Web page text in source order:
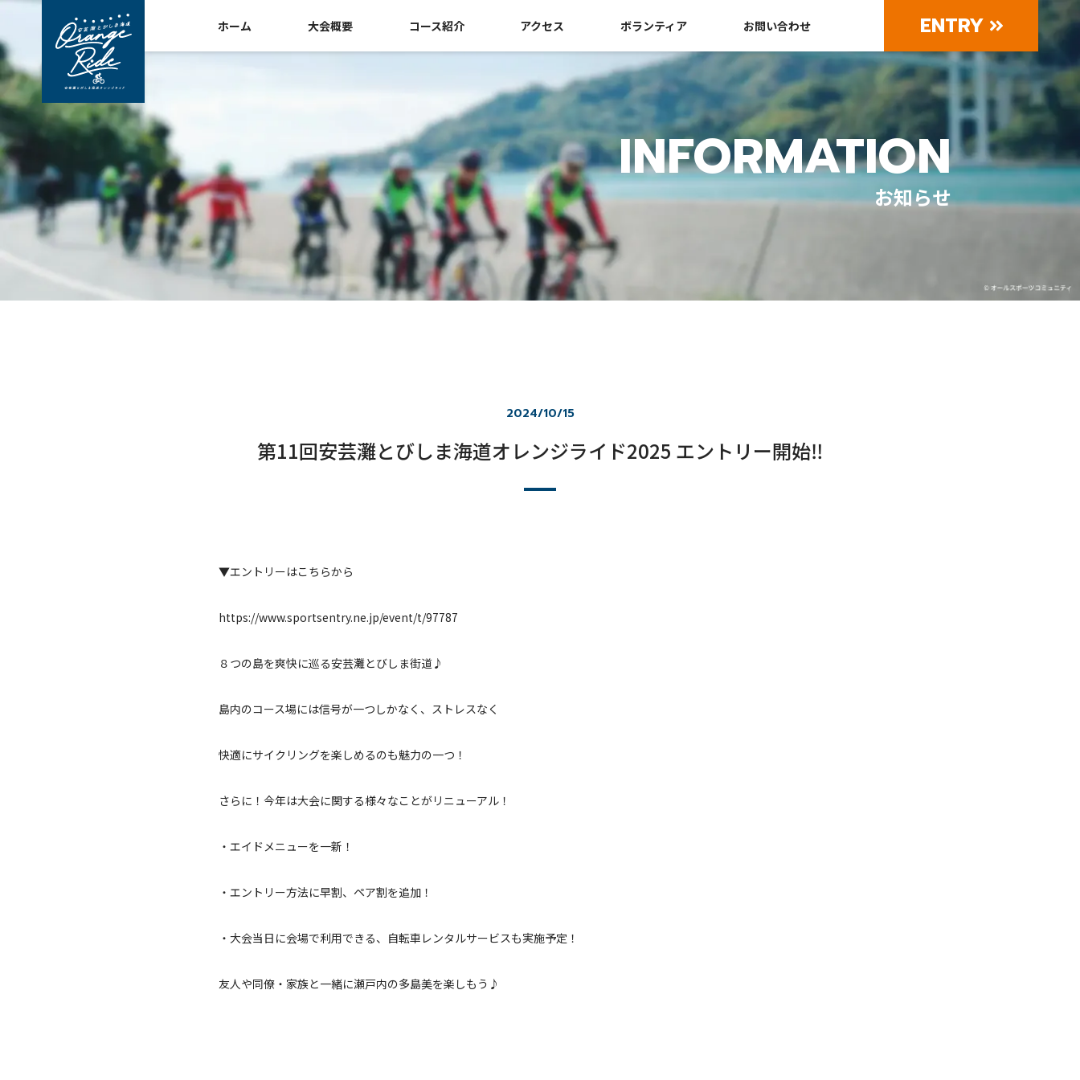
ホーム 大会概要 コース紹介 アクセス ボランティア お問い合わせ ENTRY
INFORMATION
お知らせ
2024/10/15
第11回安芸灘とびしま海道オレンジライド2025 エントリー開始‼︎
▼エントリーはこちらから
https://www.sportsentry.ne.jp/event/t/97787
８つの島を爽快に巡る安芸灘とびしま街道♪
島内のコース場には信号が一つしかなく、ストレスなく
快適にサイクリングを楽しめるのも魅力の一つ！
さらに！今年は大会に関する様々なことがリニューアル！
・エイドメニューを一新！
・エントリー方法に早割、ペア割を追加！
・大会当日に会場で利用できる、自転車レンタルサービスも実施予定！
友人や同僚・家族と一緒に瀬戸内の多島美を楽しもう♪